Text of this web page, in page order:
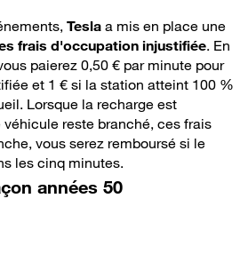
Tesla a mis en place une
frais d'occupation injustifiée. En
paierez 0,50 € par minute pour
et 1 € si la station atteint 100 %
Lorsque la recharge est
reste branché, ces frais
vous serez remboursé si le
les cinq minutes.
années 50